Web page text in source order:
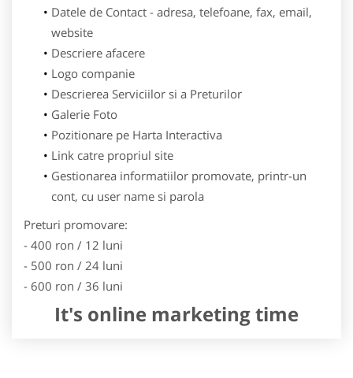
Datele de Contact - adresa, telefoane, fax, email,
website
Descriere afacere
Logo companie
Descrierea Serviciilor si a Preturilor
Galerie Foto
Pozitionare pe Harta Interactiva
Link catre propriul site
Gestionarea informatiilor promovate, printr-un
cont, cu user name si parola
Preturi promovare:
- 400 ron / 12 luni
- 500 ron / 24 luni
- 600 ron / 36 luni
It's online marketing time